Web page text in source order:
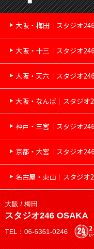
大阪・梅田｜スタジオ
大阪・十三｜スタジオ
大阪・天六｜スタジオ
大阪・なんば｜スタジオ
神戸・三宮｜スタジオ
京都・大宮｜スタジオ
名古屋・東山｜スタジオ
大阪 / 梅田
スタジオ246 OSAKA
TEL：06-6361-0246